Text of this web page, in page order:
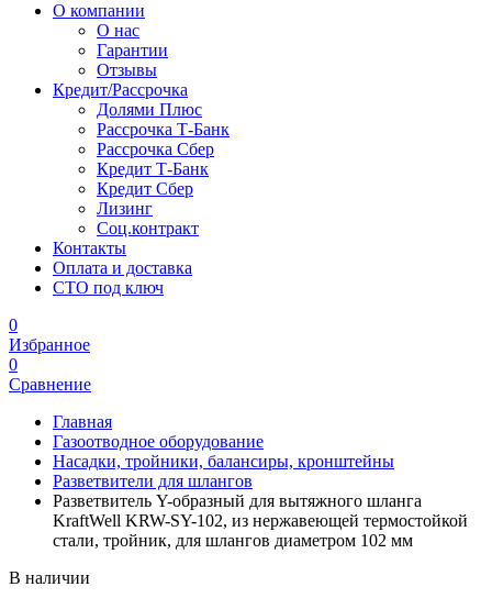
О компании
О нас
Гарантии
Отзывы
Кредит/Рассрочка
Долями Плюс
Рассрочка Т-Банк
Рассрочка Сбер
Кредит Т-Банк
Кредит Сбер
Лизинг
Соц.контракт
Контакты
Оплата и доставка
СТО под ключ
0
Избранное
0
Сравнение
Главная
Газоотводное оборудование
Насадки, тройники, балансиры, кронштейны
Разветвители для шлангов
Разветвитель Y-образный для вытяжного шланга
KraftWell KRW-SY-102, из нержавеющей термостойкой
стали, тройник, для шлангов диаметром 102 мм
В наличии